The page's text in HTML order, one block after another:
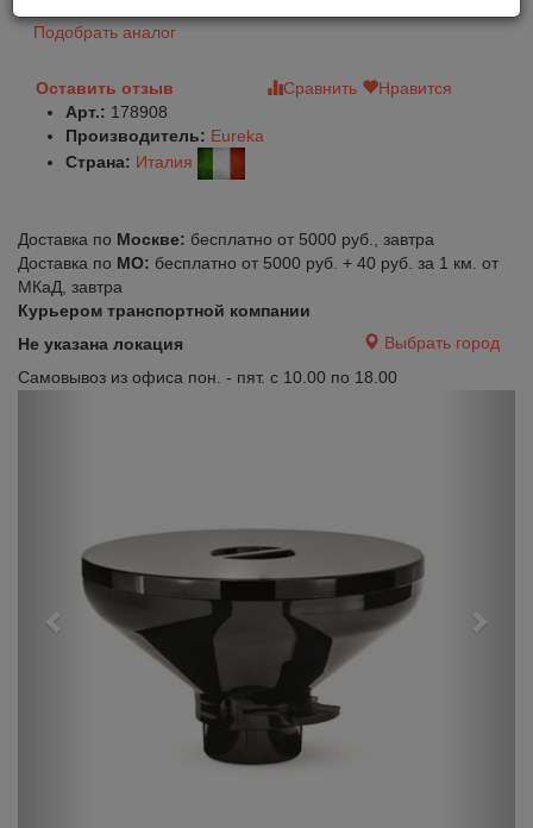
Подобрать аналог
Оставить отзыв Сравнить
Нравится
Арт.: 178908
Производитель: Eureka
Страна: Италия
Доставка по Москве: бесплатно от 5000 руб., завтра
Доставка по МО: бесплатно от 5000 руб. + 40 руб. за 1 км. от
МКаД, завтра
Курьером транспортной компании
Не указана локация
Выбрать город
Самовывоз из офиса пон. - пят. с 10.00 по 18.00